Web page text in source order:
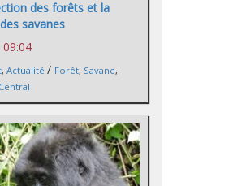
des forêts et la
savanes
, Actualité / Forêt, Savane,